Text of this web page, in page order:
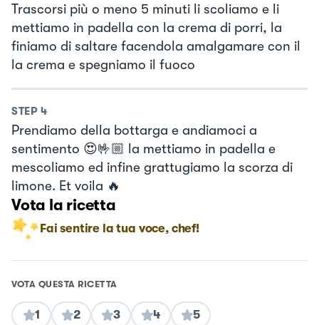
Trascorsi più o meno 5 minuti li scoliamo e li
mettiamo in padella con la crema di porri, la
finiamo di saltare facendola amalgamare con il
la crema e spegniamo il fuoco
STEP 4
Prendiamo della bottarga e andiamoci a
sentimento 😍🤟🏼 la mettiamo in padella e
mescoliamo ed infine grattugiamo la scorza di
limone. Et voila 🔥
Vota la ricetta
Fai sentire la tua voce, chef!
VOTA QUESTA RICETTA
1 2 3 4 5